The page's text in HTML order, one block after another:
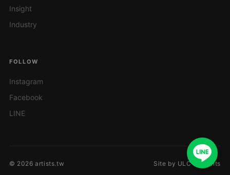
Insight
Industry
FOLLOW
Instagram
Facebook
LINE
© 2026 artists.tw Site by ULC Presents